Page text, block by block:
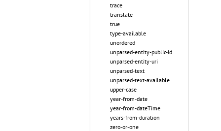
trace
translate
true
type-available
unordered
unparsed-entity-public-id
unparsed-entity-uri
unparsed-text
unparsed-text-available
upper-case
year-from-date
year-from-dateTime
years-from-duration
zero-or-one